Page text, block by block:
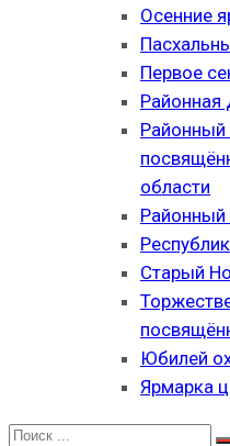
Осенние
Первое
Районная
Районный
области
Районный
Старый
Юбилей
Ярмарка